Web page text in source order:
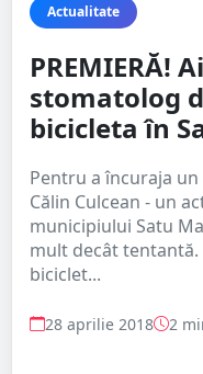
Actualitate
PREMIERĂ!
stomatolog
bicicleta în
Pentru a încuraja
Călin Culcean - un
municipiului Satu
mult decât
biciclet...
28 aprilie 2018 2